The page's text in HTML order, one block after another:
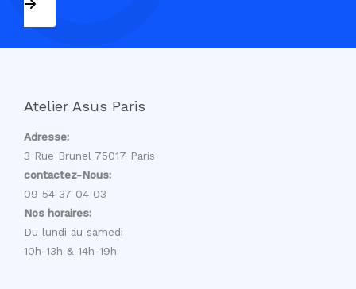
Atelier Asus Paris
Adresse:
3 Rue Brunel 75017 Paris
contactez-Nous:
09 54 37 04 03
Nos horaires:
Du lundi au samedi
10h-13h & 14h-19h